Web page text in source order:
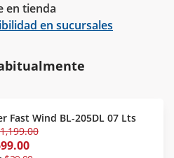
en tienda
en sucursales
Fast Wind BL-205DL 07 Lts